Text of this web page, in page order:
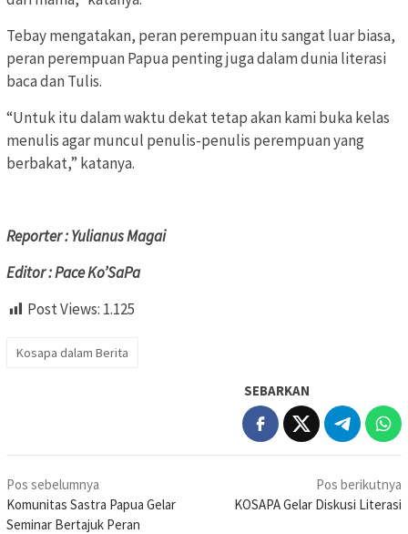
Tebay mengatakan, peran perempuan itu sangat luar biasa,
peran perempuan Papua penting juga dalam dunia literasi
baca dan Tulis.
“Untuk itu dalam waktu dekat tetap akan kami buka kelas
menulis agar muncul penulis-penulis perempuan yang
berbakat,” katanya.
Reporter : Yulianus Magai
Editor : Pace Ko’SaPa
Post Views: 1.125
Kosapa dalam Berita
SEBARKAN
Navigasi
pos
Pos sebelumnya
Komunitas Sastra Papua Gelar
Seminar Bertajuk Peran
Pos berikutnya
KOSAPA Gelar Diskusi Literasi